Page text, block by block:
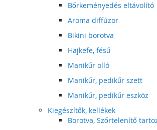
Bőrkeményedés eltávolító
Aroma diffúzor
Bikini borotva
Hajkefe, fésű
Manikűr olló
Manikűr, pedikűr szett
Manikűr, pedikűr eszköz
Kiegészítők, kellékek
Borotva, Szőrtelenítő